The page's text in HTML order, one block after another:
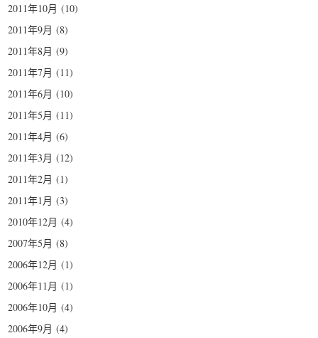
2011年10月 (10)
2011年9月 (8)
2011年8月 (9)
2011年7月 (11)
2011年6月 (10)
2011年5月 (11)
2011年4月 (6)
2011年3月 (12)
2011年2月 (1)
2011年1月 (3)
2010年12月 (4)
2007年5月 (8)
2006年12月 (1)
2006年11月 (1)
2006年10月 (4)
2006年9月 (4)